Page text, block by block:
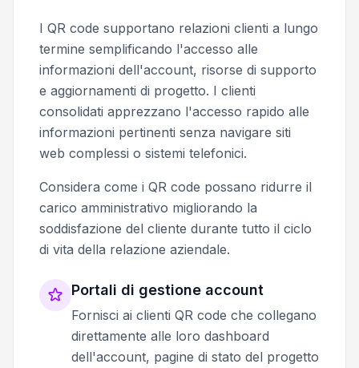
I QR code supportano relazioni clienti a lungo
termine semplificando l'accesso alle
informazioni dell'account, risorse di supporto
e aggiornamenti di progetto. I clienti
consolidati apprezzano l'accesso rapido alle
informazioni pertinenti senza navigare siti
web complessi o sistemi telefonici.
Considera come i QR code possano ridurre il
carico amministrativo migliorando la
soddisfazione del cliente durante tutto il ciclo
di vita della relazione aziendale.
Portali di gestione account
Fornisci ai clienti QR code che collegano
direttamente alle loro dashboard
dell'account, pagine di stato del progetto